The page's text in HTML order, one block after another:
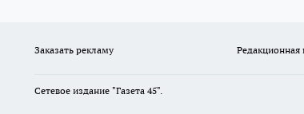
Заказать рекламу Редакционная
Сетевое издание "Газета 45".